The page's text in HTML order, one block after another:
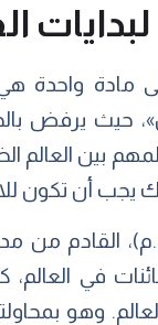
لبدايات
واحدة هي
المهم بين
يجب أن
أنبادوقليس (490-
في العالم،
وهو